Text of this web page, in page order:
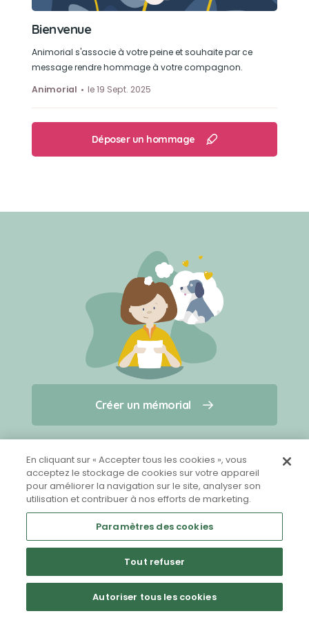
Créer un mémorial
Qui sommes-nous ?
Nous contacter
Partager sur Facebook
Bienvenue
Animorial s'associe à votre peine et souhaite par ce
message rendre hommage à votre compagnon.
Animorial
le 19 Sept. 2025
Déposer un hommage
Créer un mémorial
En cliquant sur « Accepter tous les cookies », vous
acceptez le stockage de cookies sur votre appareil
pour améliorer la navigation sur le site, analyser son
utilisation et contribuer à nos efforts de marketing.
Paramètres des cookies
Tout refuser
Autoriser tous les cookies